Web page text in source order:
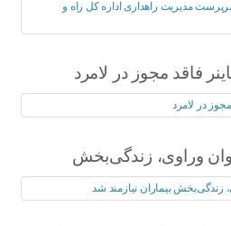
وراوی، زندگی‌بخش